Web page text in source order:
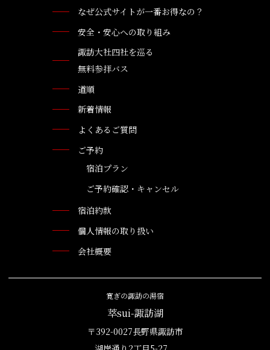
なぜ公式サイトが一番お得なの？
安全・安心への取り組み
諏訪大社四社を巡る
無料参拝バス
道順
新着情報
よくあるご質問
ご予約
宿泊プラン
ご予約確認・キャンセル
宿泊約款
個人情報の取り扱い
会社概要
寛ぎの諏訪の湯宿
萃sui-諏訪湖
〒392-0027長野県諏訪市